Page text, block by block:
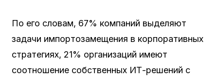
По его словам, 67% компаний выделяют
задачи импортозамещения в корпоративных
стратегиях, 21% организаций имеют
соотношение собственных ИТ-решений с